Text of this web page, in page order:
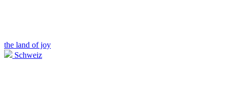
the land of joy
Schweiz